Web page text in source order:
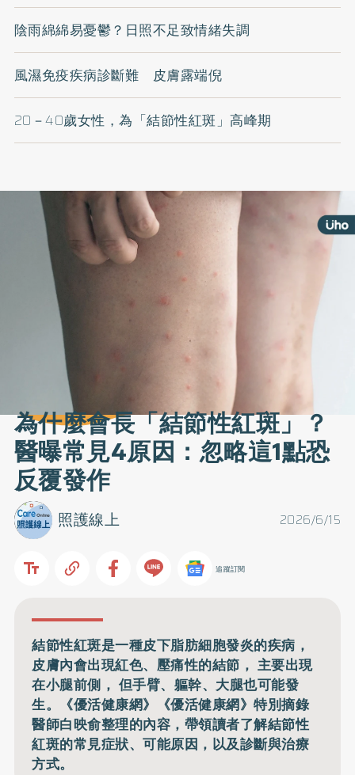
陰雨綿綿易憂鬱？日照不足致情緒失調
風濕免疫疾病診斷難 皮膚露端倪
20－40歲女性，為「結節性紅斑」高峰期
為什麼會長「結節性紅斑」？
醫曝常見4原因：忽略這1點恐
反覆發作
2026/6/15
照護線上
追蹤訂閱
結節性紅斑是一種皮下脂肪細胞發炎的疾病，
皮膚內會出現紅色、壓痛性的結節， 主要出現
在小腿前側， 但手臂、軀幹、大腿也可能發
生。《優活健康網》《優活健康網》特別摘錄
醫師白映俞整理的內容，帶領讀者了解結節性
紅斑的常見症狀、可能原因，以及診斷與治療
方式。